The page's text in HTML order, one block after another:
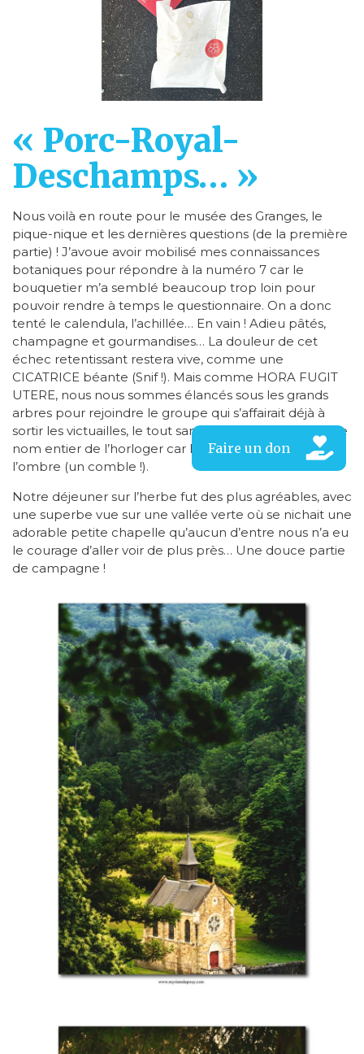
« Porc-Royal-
Deschamps… »
Nous voilà en route pour le musée des Granges, le
pique-nique et les dernières questions (de la première
partie) ! J’avoue avoir mobilisé mes connaissances
botaniques pour répondre à la numéro 7 car le
bouquetier m’a semblé beaucoup trop loin pour
pouvoir rendre à temps le questionnaire. On a donc
tenté le calendula, l’achillée… En vain ! Adieu pâtés,
champagne et gourmandises… La douleur de cet
échec retentissant restera vive, comme une
CICATRICE béante (Snif !). Mais comme HORA FUGIT
UTERE, nous nous sommes élancés sous les grands
arbres pour rejoindre le groupe qui s’affairait déjà à
sortir les victuailles, le tout sans être capables de lire le
nom entier de l’horloger car l’aiguille lui faisait de
l’ombre (un comble !).
Notre déjeuner sur l’herbe fut des plus agréables, avec
une superbe vue sur une vallée verte où se nichait une
adorable petite chapelle qu’aucun d’entre nous n’a eu
le courage d’aller voir de plus près… Une douce partie
de campagne !